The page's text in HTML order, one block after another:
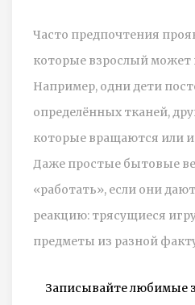
Часто предпочтения
которые взрослый может
Например, одни дети
определённых тканей,
которые вращаются или
Даже простые бытовые
«работать», если они
реакцию: трясущиеся
предметы из разной
Записывайте любимые